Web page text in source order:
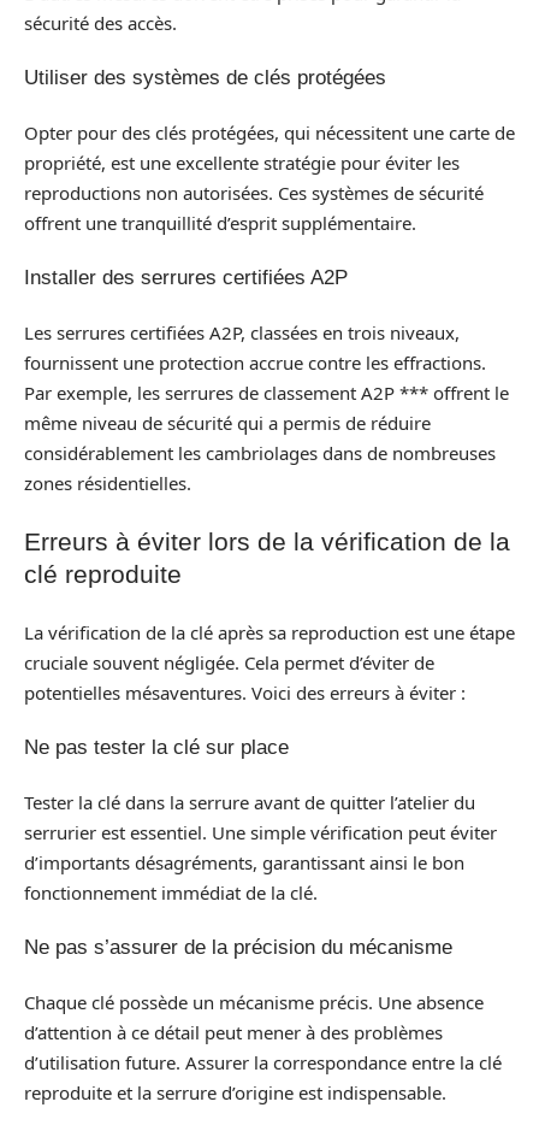
sécurité des accès.
Utiliser des systèmes de clés protégées
Opter pour des clés protégées, qui nécessitent une carte de
propriété, est une excellente stratégie pour éviter les
reproductions non autorisées. Ces systèmes de sécurité
offrent une tranquillité d’esprit supplémentaire.
Installer des serrures certifiées A2P
Les serrures certifiées A2P, classées en trois niveaux,
fournissent une protection accrue contre les effractions.
Par exemple, les serrures de classement A2P *** offrent le
même niveau de sécurité qui a permis de réduire
considérablement les cambriolages dans de nombreuses
zones résidentielles.
Erreurs à éviter lors de la vérification de la
clé reproduite
La vérification de la clé après sa reproduction est une étape
cruciale souvent négligée. Cela permet d’éviter de
potentielles mésaventures. Voici des erreurs à éviter :
Ne pas tester la clé sur place
Tester la clé dans la serrure avant de quitter l’atelier du
serrurier est essentiel. Une simple vérification peut éviter
d’importants désagréments, garantissant ainsi le bon
fonctionnement immédiat de la clé.
Ne pas s’assurer de la précision du mécanisme
Chaque clé possède un mécanisme précis. Une absence
d’attention à ce détail peut mener à des problèmes
d’utilisation future. Assurer la correspondance entre la clé
reproduite et la serrure d’origine est indispensable.